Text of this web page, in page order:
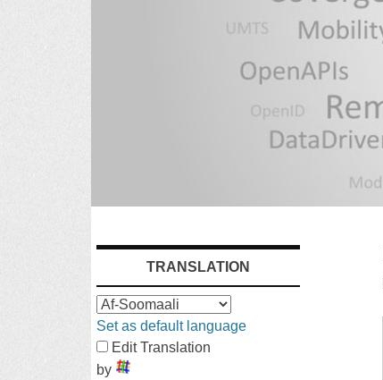
CONTENT
TRANSLATION
Set as default language
Edit Translation
by